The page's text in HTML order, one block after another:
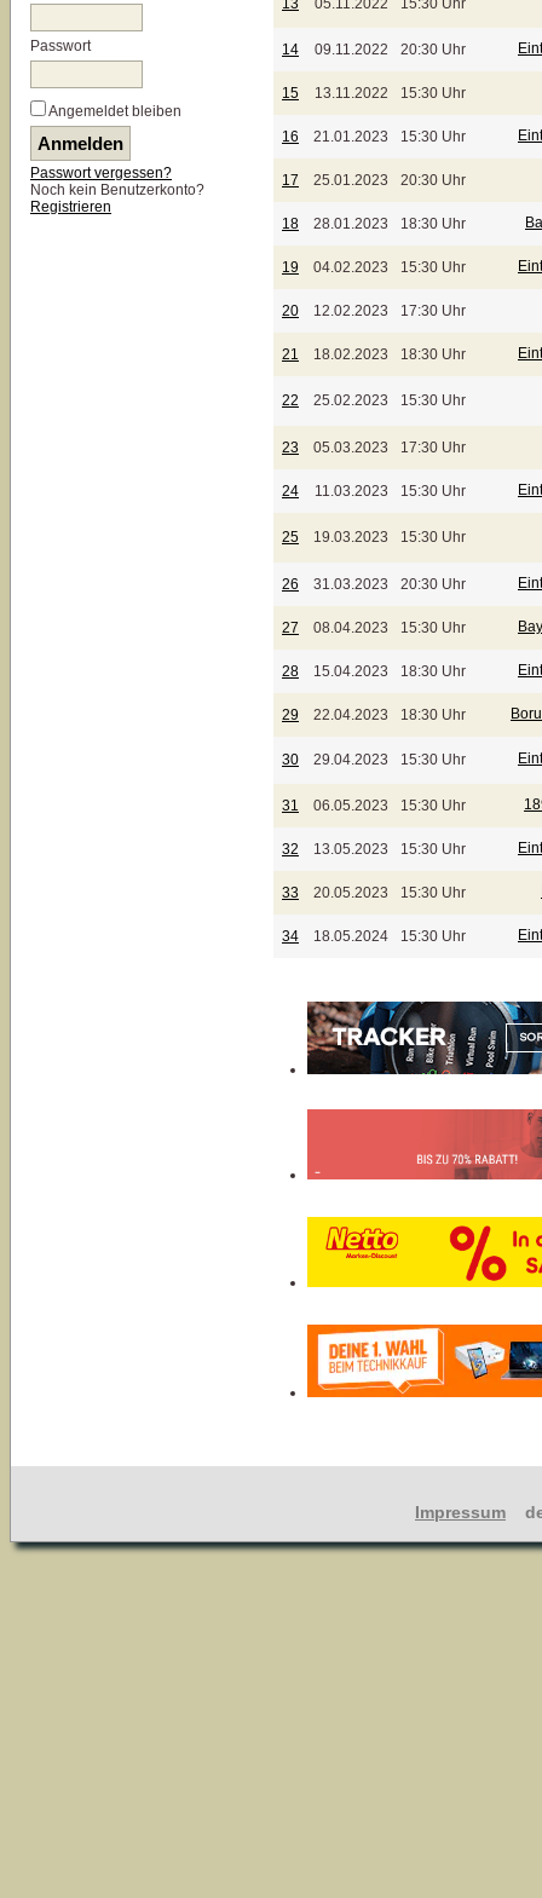
Passwort
Angemeldet bleiben
Passwort vergessen?
Noch kein Benutzerkonto?
Registrieren
13 05.11.2022 15:30 Uhr
14 09.11.2022 20:30 Uhr
15 13.11.2022 15:30 Uhr
16 21.01.2023 15:30 Uhr
17 25.01.2023 20:30 Uhr
18 28.01.2023 18:30 Uhr
19 04.02.2023 15:30 Uhr
20 12.02.2023 17:30 Uhr
21 18.02.2023 18:30 Uhr
22 25.02.2023 15:30 Uhr
23 05.03.2023 17:30 Uhr
24 11.03.2023 15:30 Uhr
25 19.03.2023 15:30 Uhr
26 31.03.2023 20:30 Uhr
27 08.04.2023 15:30 Uhr
28 15.04.2023 18:30 Uhr
29 22.04.2023 18:30 Uhr
30 29.04.2023 15:30 Uhr
31 06.05.2023 15:30 Uhr
32 13.05.2023 15:30 Uhr
33 20.05.2023 15:30 Uhr
34 18.05.2024 15:30 Uhr
Impressum